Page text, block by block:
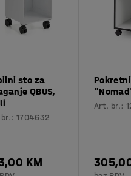
sto za
QBUS,
: 1704632
KM
Art. br.: